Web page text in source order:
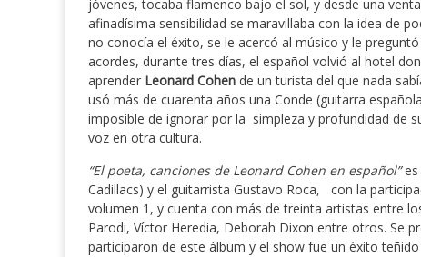
jóvenes, tocaba flamenco bajo el sol, y desde una
afinadísima sensibilidad se maravillaba con la idea de
no conocía el éxito, se le acercó al músico y le
acordes, durante tres días, el español volvió al hotel
aprender Leonard Cohen de un turista del que nada
usó más de cuarenta años una Conde (guitarra
imposible de ignorar por la simpleza y profundidad de
voz en otra cultura.
“El poeta, canciones de Leonard Cohen en español”es
Cadillacs) y el guitarrista Gustavo Roca, con la
volumen 1, y cuenta con más de treinta artistas entre
Parodi, Víctor Heredia, Deborah Dixon entre otros. Se
participaron de este álbum y el show fue un éxito